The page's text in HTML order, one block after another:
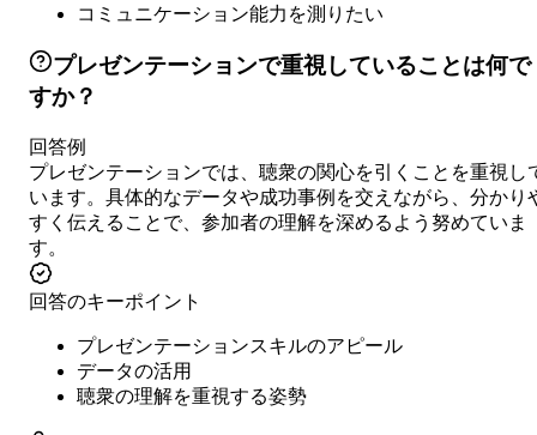
コミュニケーション能力を測りたい
プレゼンテーションで重視していることは何で
すか？
回答例
プレゼンテーションでは、聴衆の関心を引くことを重視し
います。具体的なデータや成功事例を交えながら、分かり
すく伝えることで、参加者の理解を深めるよう努めていま
す。
回答のキーポイント
プレゼンテーションスキルのアピール
データの活用
聴衆の理解を重視する姿勢